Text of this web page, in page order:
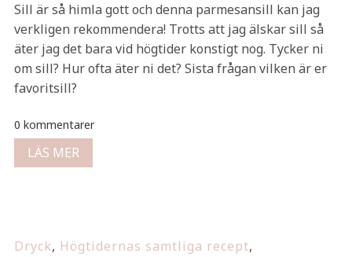
Sill är så himla gott och denna parmesansill kan jag
verkligen rekommendera! Trotts att jag älskar sill så
äter jag det bara vid högtider konstigt nog. Tycker ni
om sill? Hur ofta äter ni det? Sista frågan vilken är er
favoritsill?
0 kommentarer
LÄS MER
Dryck, Högtidernas samtliga recept,